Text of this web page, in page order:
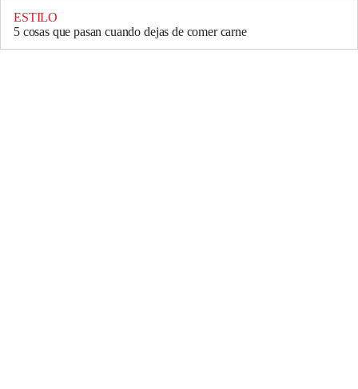
ESTILO
5 cosas que pasan cuando dejas de comer carne